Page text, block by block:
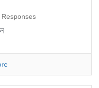
Responses